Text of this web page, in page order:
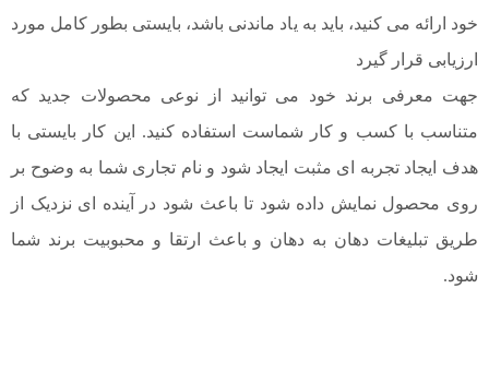
خود ارائه می کنید، باید به یاد ماندنی باشد، بایستی بطور کامل مورد
ارزیابی قرار گیرد
جهت معرفی برند خود می توانید از نوعی محصولات جدید که
متناسب با کسب و کار شماست استفاده کنید. این کار بایستی با
هدف ایجاد تجربه ای مثبت ایجاد شود و نام تجاری شما به وضوح بر
روی محصول نمایش داده شود تا باعث شود در آینده ای نزدیک از
طریق تبلیغات دهان به دهان و باعث ارتقا و محبوبیت برند شما
شود.